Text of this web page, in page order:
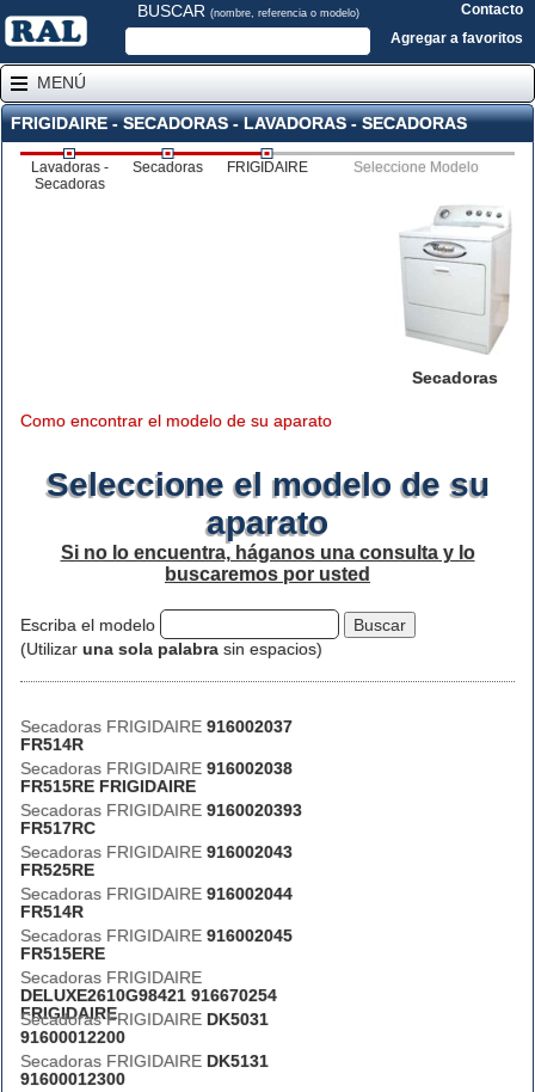
BUSCAR (nombre, referencia o modelo)
Contacto
Agregar a favoritos
MENÚ
FRIGIDAIRE - SECADORAS - LAVADORAS - SECADORAS
Lavadoras -
Secadoras
Secadoras FRIGIDAIRE Seleccione Modelo
Secadoras
Como encontrar el modelo de su aparato
Seleccione el modelo de su
aparato
Si no lo encuentra, háganos una consulta y lo
buscaremos por usted
Escriba el modelo
(Utilizar una sola palabra sin espacios)
Secadoras FRIGIDAIRE 916002037
FR514R
Secadoras FRIGIDAIRE 916002038
FR515RE FRIGIDAIRE
Secadoras FRIGIDAIRE 9160020393
FR517RC
Secadoras FRIGIDAIRE 916002043
FR525RE
Secadoras FRIGIDAIRE 916002044
FR514R
Secadoras FRIGIDAIRE 916002045
FR515ERE
Secadoras FRIGIDAIRE
DELUXE2610G98421 916670254
FRIGIDAIRE
Secadoras FRIGIDAIRE DK5031
91600012200
Secadoras FRIGIDAIRE DK5131
91600012300